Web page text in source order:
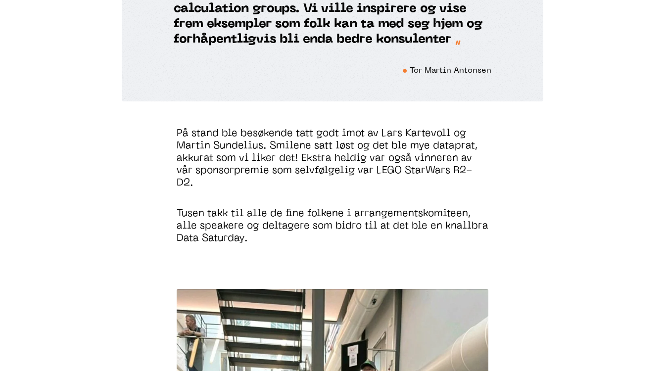
calculation groups. Vi ville inspirere og vise
frem eksempler som folk kan ta med seg hjem og
forhåpentligvis bli enda bedre konsulenter
Tor Martin Antonsen
På stand ble besøkende tatt godt imot av Lars Kartevoll og
Martin Sundelius. Smilene satt løst og det ble mye dataprat,
akkurat som vi liker det! Ekstra heldig var også vinneren av
vår sponsorpremie som selvfølgelig var LEGO StarWars R2-
D2.
Tusen takk til alle de fine folkene i arrangementskomiteen,
alle speakere og deltagere som bidro til at det ble en knallbra
Data Saturday.